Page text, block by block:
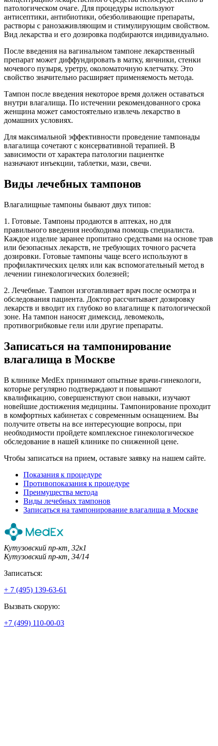
патологическом очаге. Для процедуры используют
антисептики, антибиотики, обезболивающие препараты,
растворы с ранозаживляющим и стимулирующим свойством.
Вид лекарства и его дозировка подбираются индивидуально.
После введения на вагинальном тампоне лекарственный
препарат может диффундировать в матку, яичники, стенки
мочевого пузыря, уретру, околоматочную клетчатку. Это
свойство значительно расширяет применяемость метода.
Тампон после введения некоторое время должен оставаться
внутри влагалища. По истечении рекомендованного срока
женщина может самостоятельно извлечь лекарство в
домашних условиях.
Для максимальной эффективности проведение тампонады
влагалища сочетают с консервативной терапией. В
зависимости от характера патологии пациентке
назначают инъекции, таблетки, мази, свечи.
Виды лечебных тампонов
Влагалищные тампоны бывают двух типов:
1. Готовые. Тампоны продаются в аптеках, но для
правильного введения необходима помощь специалиста.
Каждое изделие заранее пропитано средствами на основе трав
или безопасных лекарств, не требующих точного расчета
дозировки. Готовые тампоны чаще всего используют в
профилактических целях или как вспомогательный метод в
лечении гинекологических болезней;
2. Лечебные. Тампон изготавливает врач после осмотра и
обследования пациента. Доктор рассчитывает дозировку
лекарств и вводит их глубоко во влагалище к патологической
зоне. На тампон наносят димексид, левомеколь,
противогрибковые гели или другие препараты.
Записаться на тампонирование
влагалища в Москве
В клинике MedEx принимают опытные врачи-гинекологи,
которые регулярно подтверждают и повышают
квалификацию, совершенствуют свои навыки, изучают
новейшие достижения медицины. Тампонирование проходит
в комфортных кабинетах с современным оснащением. Вы
получите ответы на все интересующие вопросы, при
необходимости пройдете комплексное гинекологическое
обследование в нашей клинике по сниженной цене.
Чтобы записаться на прием, оставьте заявку на нашем сайте.
Показания к процедуре
Противопоказания к процедуре
Преимущества метода
Виды лечебных тампонов
Записаться на тампонирование влагалища в Москве
Кутузовский пр-кт, 32к1
Кутузовский пр-кт, 34/14
Записаться:
+ 7 (495) 139-63-61
Вызвать скорую:
+7 (499) 110-00-03